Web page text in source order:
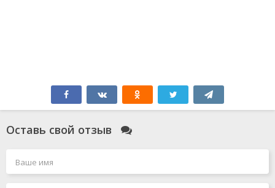
Оставь свой отзыв